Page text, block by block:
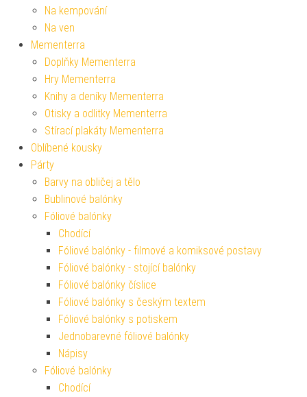
Na kempování
Na ven
Mementerra
Doplňky Mementerra
Hry Mementerra
Knihy a deníky Mementerra
Otisky a odlitky Mementerra
Stírací plakáty Mementerra
Oblíbené kousky
Párty
Barvy na obličej a tělo
Bublinové balónky
Fóliové balónky
Chodící
Fóliové balónky - filmové a komiksové postavy
Fóliové balónky - stojící balónky
Fóliové balónky číslice
Fóliové balónky s českým textem
Fóliové balónky s potiskem
Jednobarevné fóliové balónky
Nápisy
Fóliové balónky
Chodící